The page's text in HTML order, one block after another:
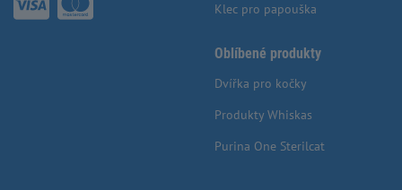
Klec pro papouška
Oblíbené produkty
Dvířka pro kočky
Produkty Whiskas
Purina One Sterilcat